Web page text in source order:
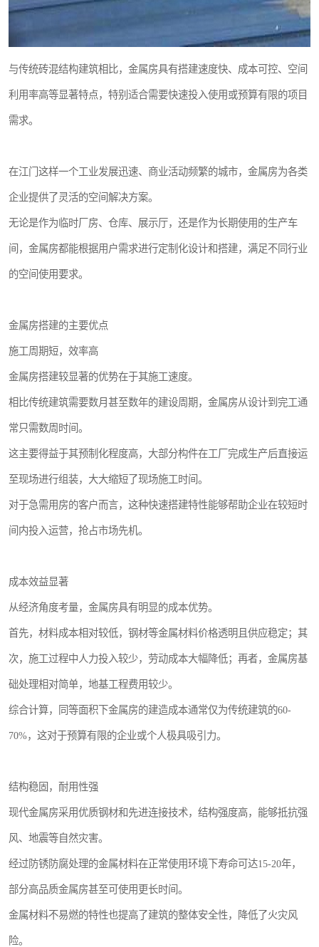
与传统砖混结构建筑相比，金属房具有搭建速度快、成本可控、空间
利用率高等显著特点，特别适合需要快速投入使用或预算有限的项目
需求。
在江门这样一个工业发展迅速、商业活动频繁的城市，金属房为各类
企业提供了灵活的空间解决方案。
无论是作为临时厂房、仓库、展示厅，还是作为长期使用的生产车
间，金属房都能根据用户需求进行定制化设计和搭建，满足不同行业
的空间使用要求。
金属房搭建的主要优点
施工周期短，效率高
金属房搭建较显著的优势在于其施工速度。
相比传统建筑需要数月甚至数年的建设周期，金属房从设计到完工通
常只需数周时间。
这主要得益于其预制化程度高，大部分构件在工厂完成生产后直接运
至现场进行组装，大大缩短了现场施工时间。
对于急需用房的客户而言，这种快速搭建特性能够帮助企业在较短时
间内投入运营，抢占市场先机。
成本效益显著
从经济角度考量，金属房具有明显的成本优势。
首先，材料成本相对较低，钢材等金属材料价格透明且供应稳定；其
次，施工过程中人力投入较少，劳动成本大幅降低；再者，金属房基
础处理相对简单，地基工程费用较少。
综合计算，同等面积下金属房的建造成本通常仅为传统建筑的60-
70%，这对于预算有限的企业或个人极具吸引力。
结构稳固，耐用性强
现代金属房采用优质钢材和先进连接技术，结构强度高，能够抵抗强
风、地震等自然灾害。
经过防锈防腐处理的金属材料在正常使用环境下寿命可达15-20年，
部分高品质金属房甚至可使用更长时间。
金属材料不易燃的特性也提高了建筑的整体安全性，降低了火灾风
险。